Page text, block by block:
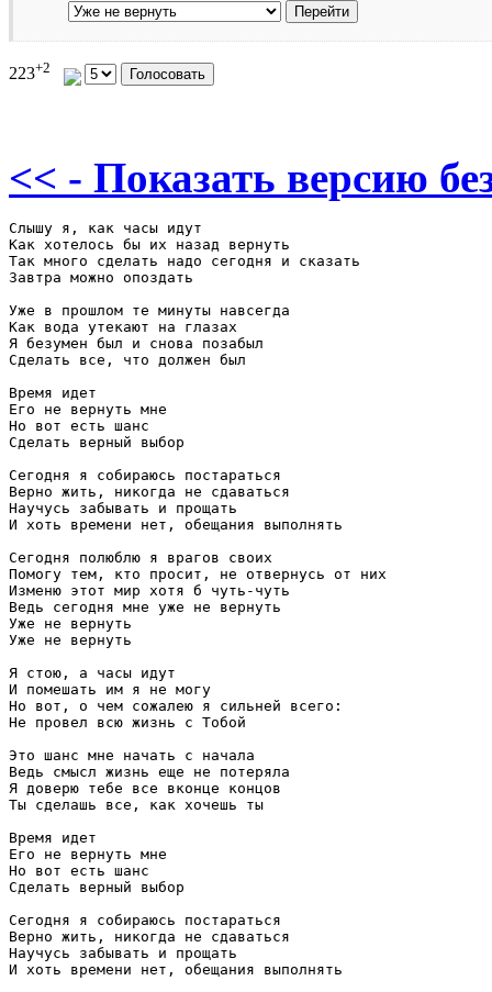
223+2
<< - Показать версию
Слышу я, как часы идут
Как хотелось бы их назад вернуть
Так много сделать надо сегодня и сказать
Завтра можно опоздать
Уже в прошлом те минуты навсегда
Как вода утекают на глазах
Я безумен был и снова позабыл
Сделать все, что должен был
Время идет
Его не вернуть мне
Но вот есть шанс
Сделать верный выбор
Сегодня я собираюсь постараться
Верно жить, никогда не сдаваться
Научусь забывать и прощать
И хоть времени нет, обещания выполнять
Сегодня полюблю я врагов своих
Помогу тем, кто просит, не отвернусь от них
Изменю этот мир хотя б чуть-чуть
Ведь сегодня мне уже не вернуть
Уже не вернуть
Уже не вернуть
Я стою, а часы идут
И помешать им я не могу
Но вот, о чем сожалею я сильней всего:
Не провел всю жизнь с Тобой
Это шанс мне начать с начала
Ведь смысл жизнь еще не потеряла
Я доверю тебе все вконце концов
Ты сделашь все, как хочешь ты
Время идет
Его не вернуть мне
Но вот есть шанс
Сделать верный выбор
Сегодня я собираюсь постараться
Верно жить, никогда не сдаваться
Научусь забывать и прощать
И хоть времени нет, обещания выполнять